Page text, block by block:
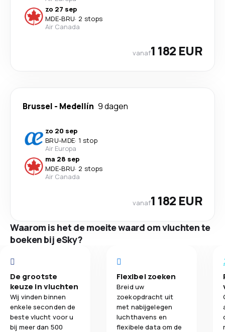
zo 27 sep
MDE-BRU· 2 stops
Air Canada
vanaf1 182 EUR
Brussel - Medellín 9 dagen
zo 20 sep
BRU-MDE· 1 stop
Air Europa
ma 28 sep
MDE-BRU· 2 stops
Air Canada
vanaf1 182 EUR
Waarom is het de moeite waard om vluchten te
boeken bij eSky?
De grootste
keuze in vluchten
Wij vinden binnen
enkele seconden de
beste vlucht voor u
bij meer dan 500
Flexibel zoeken
Breid uw
zoekopdracht uit
met nabijgelegen
luchthavens en
flexibele data om de